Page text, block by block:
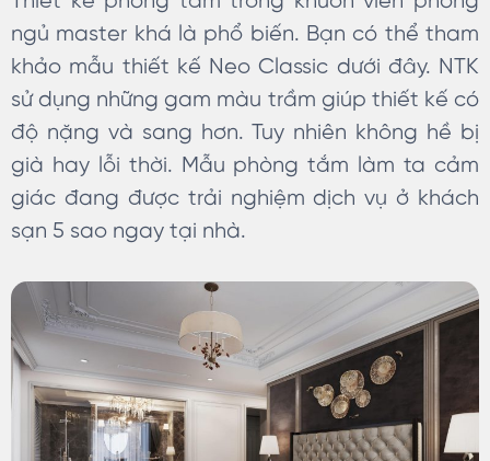
ngủ master khá là phổ biến. Bạn có thể tham
khảo mẫu thiết kế Neo Classic dưới đây. NTK
sử dụng những gam màu trầm giúp thiết kế có
độ nặng và sang hơn. Tuy nhiên không hề bị
già hay lỗi thời. Mẫu phòng tắm làm ta cảm
giác đang được trải nghiệm dịch vụ ở khách
sạn 5 sao ngay tại nhà.